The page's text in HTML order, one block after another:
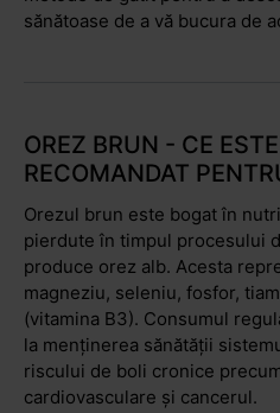
ori Carnaroli) conține mai
sănătoase de a vă bucura de
OREZ BRUN - CE
RECOMANDAT
Orezul brun este bogat în
pierdute în timpul procesului
produce orez alb. Acesta
magneziu, seleniu, fosfor,
(vitamina B3). Consumul
la menținerea sănătății
riscului de boli cronice
cardiovasculare și cancerul.